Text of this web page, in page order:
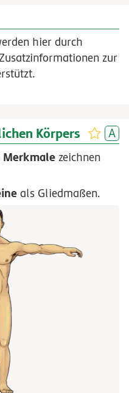
hier durch
zur
Körpers
Merkmale zeichnen
als Gliedmaßen.